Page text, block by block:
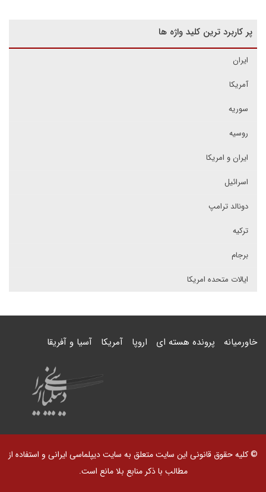
پر کاربرد ترین کلید واژه ها
ایران
آمریکا
سوریه
روسیه
ایران و امریکا
اسرائیل
دونالد ترامپ
ترکیه
برجام
ایالات متحده امریکا
خاورمیانه پرونده هسته ای اروپا آمریکا آسیا و آفریقا
© کلیه حقوق قانونی این سایت متعلق به سایت دیپلماسی ایرانی و استفاده از
مطالب با ذکر منابع بلا مانع است.